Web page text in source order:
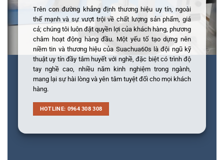
Trên con đường khẳng định thương hiệu uy tín, ngoài
thế mạnh và sự vượt trội về chất lượng sản phẩm, giá
cả; chúng tôi luôn đặt quyền lợi của khách hàng, phương
châm hoạt động hàng đầu. Một yếu tố tạo dựng nên
niềm tin và thương hiệu của Suachua60s là đội ngũ kỹ
thuật uy tín đầy tâm huyết với nghề, đặc biệt có trình độ
tay nghề cao, nhiều năm kinh nghiệm trong ngành,
mang lại sự hài lòng và yên tâm tuyệt đối cho mọi khách
hàng.
HOTLINE: 0964 308 308